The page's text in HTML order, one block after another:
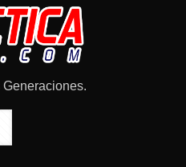
Generaciones.